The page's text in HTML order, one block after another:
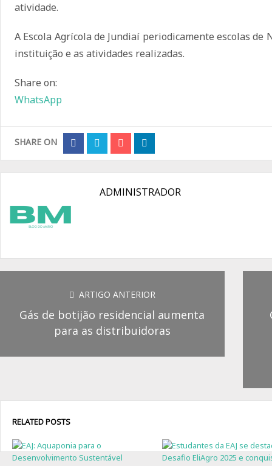
atividade.
A Escola Agrícola de Jundiaí periodicamente escolas
instituição e as atividades realizadas.
Share on:
WhatsApp
SHARE ON
ADMINISTRADOR
ARTIGO ANTERIOR
Gás de botijão residencial aumenta
para as distribuidoras
RELATED POSTS